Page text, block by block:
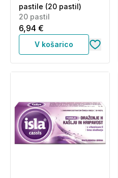
pastile (20 pastil)
20 pastil
6,94 €
V košarico